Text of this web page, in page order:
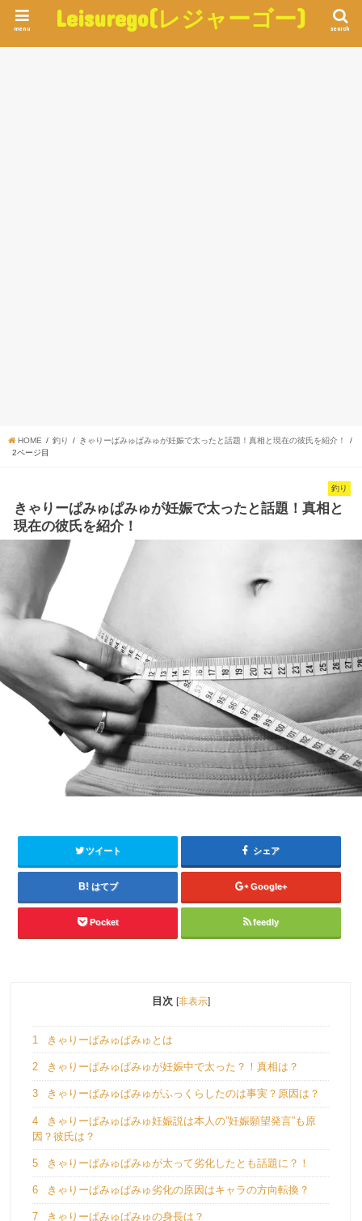
Leisurego(レジャーゴー) search
menu
HOME 釣り
きゃりーぱみゅぱみゅが妊娠で太ったと話題！真相と現在の彼氏を紹介！
2ページ目
釣り
きゃりーぱみゅぱみゅが妊娠で太ったと話題！真相と
現在の彼氏を紹介！
ツイート シェア
はてブ Google+
Pocket feedly
目次 [非表示]
1 きゃりーぱみゅぱみゅとは
2 きゃりーぱみゅぱみゅが妊娠中で太った？！真相は？
3 きゃりーぱみゅぱみゅがふっくらしたのは事実？原因は？
4
きゃりーぱみゅぱみゅ妊娠説は本人の”妊娠願望発言”も原
因？彼氏は？
5 きゃりーぱみゅぱみゅが太って劣化したとも話題に？！
6 きゃりーぱみゅぱみゅ劣化の原因はキャラの方向転換？
7 きゃりーぱみゅぱみゅの身長は？